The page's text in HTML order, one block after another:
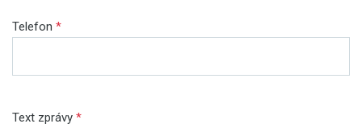
Telefon *
Text zprávy *